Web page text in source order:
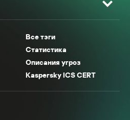
Все тэги
Статистика
Описания угроз
Kaspersky ICS CERT